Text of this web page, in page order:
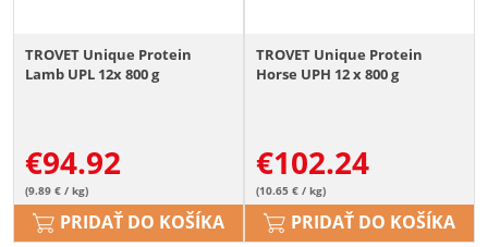
TROVET Unique Protein
Lamb UPL 12x 800 g
€94.92
(9.89 € / kg)
PRIDAŤ DO KOŠÍKA
TROVET Unique Protein
Horse UPH 12 x 800 g
€102.24
(10.65 € / kg)
PRIDAŤ DO KOŠÍKA